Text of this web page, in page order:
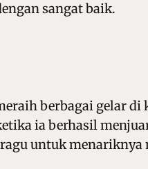
sangat baik.
berbagai gelar di
ia berhasil
untuk menariknya